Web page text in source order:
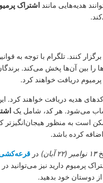
هدیه‌هایی مانند اشتراک
برگزار کنند. تلگرام با توجه به
را بین آن‌ها پخش می‌کند.
دریافت خواهند کرد.
هدیه دریافت خواهند کرد.
می‌شود. هر کد، شامل یک
است به منظور هیجان‌انگیزتر
کرده باشد.
۱۳ نوامبر (۲۲ آبان) در
پرمیوم دارید نیز می‌توانید
دوستان خود بدهید.